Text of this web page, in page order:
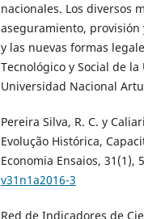
nacionales. Los diversos
aseguramiento,
y las nuevas formas
Tecnológico y Social de
Universidad Nacional
Pereira Silva, R. C. y
Evolução Histórica,
Economia Ensaios, 31(1),
v31n1a2016-3
Red de Indicadores de